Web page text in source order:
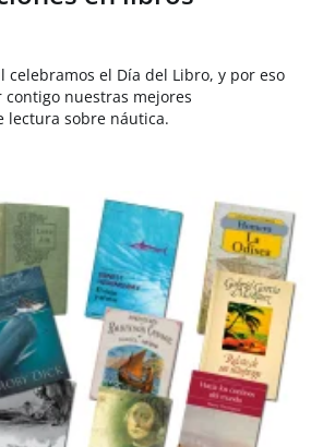
celebramos el Día del Libro, y por eso
nuestras mejores
lectura sobre náutica.